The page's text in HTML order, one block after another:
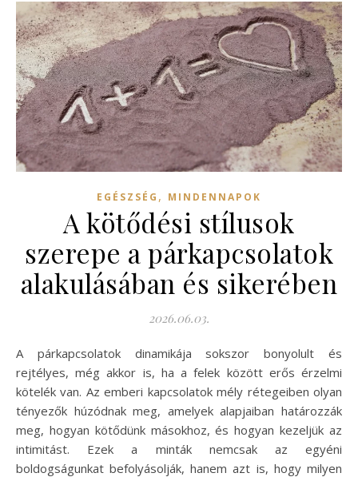
EGÉSZSÉG , MINDENNAPOK
A kötődési stílusok
szerepe a párkapcsolatok
alakulásában és sikerében
2026.06.03.
A párkapcsolatok dinamikája sokszor bonyolult és
rejtélyes, még akkor is, ha a felek között erős érzelmi
kötelék van. Az emberi kapcsolatok mély rétegeiben olyan
tényezők húzódnak meg, amelyek alapjaiban határozzák
meg, hogyan kötődünk másokhoz, és hogyan kezeljük az
intimitást. Ezek a minták nemcsak az egyéni
boldogságunkat befolyásolják, hanem azt is, hogy milyen